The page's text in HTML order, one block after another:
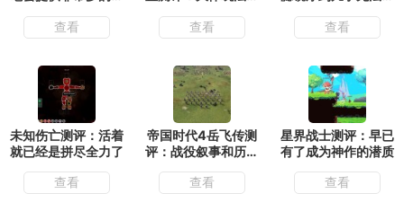
查看
觉表现
查看
查看
未知伤亡测评：活着
就已经是拼尽全力了
查看
帝国时代4岳飞传测
评：战役叙事和历史
查看
星界战士测评：早已
有了成为神作的潜质
查看